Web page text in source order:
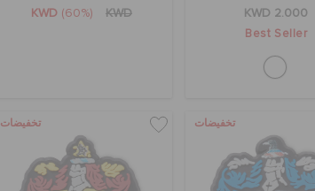
KWD 2.000
Best Seller
KWD (60%) KWD
تخفيضات تخفيضات